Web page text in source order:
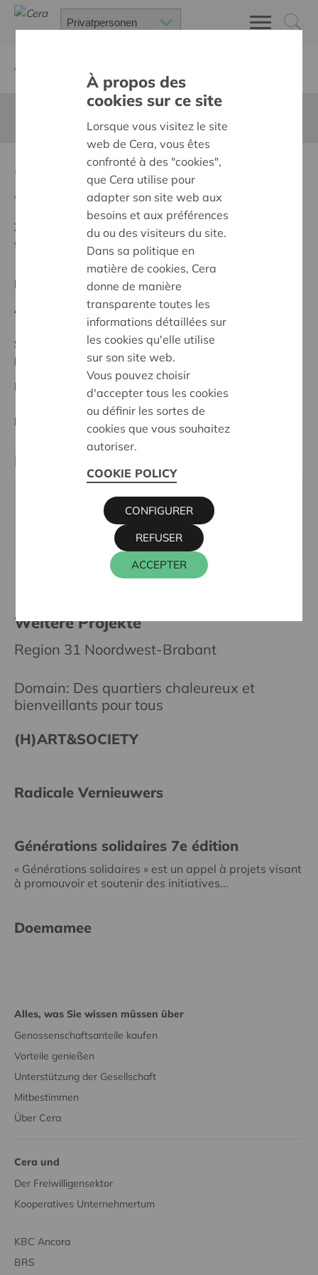
Diese Seite ist nicht ins Deutsche übersetzt
Groen kiemt goed!
Ziel:
Des quartiers chaleureux et bienveillants pour
tous
Regionales Projekt
Anfangsdatum:20/05/2026
Stand :
In treatment
Noordwest-Brabant
Datum:
20/05/2026
Entscheidung: Approved
Kontaktperson
ALAIN BAECK
016 27 96 03
alain.baeck@cera.coop
Weitere Projekte
Region 31 Noordwest-Brabant
Domain: Des quartiers chaleureux et
bienveillants pour tous
(H)ART&SOCIETY
Radicale Vernieuwers
Générations solidaires 7e édition
« Générations solidaires » est un appel à projets visant
à promouvoir et soutenir des initiatives...
Doemamee
Alles, was Sie wissen müssen über
Genossenschaftsanteile kaufen
Vorteile genießen
Unterstützung der Gesellschaft
Mitbestimmen
Über Cera
Cera und
Der Freiwilligensektor
Kooperatives Unternehmertum
KBC Ancora
BRS
À propos des
cookies sur ce site
Lorsque vous visitez le site
web de Cera, vous êtes
confronté à des "cookies",
que Cera utilise pour
adapter son site web aux
besoins et aux préférences
du ou des visiteurs du site.
Dans sa politique en
matière de cookies, Cera
donne de manière
transparente toutes les
informations détaillées sur
les cookies qu'elle utilise
sur son site web.
Vous pouvez choisir
d'accepter tous les cookies
ou définir les sortes de
cookies que vous souhaitez
autoriser.
COOKIE POLICY
ACCEPTER
REFUSER
CONFIGURER